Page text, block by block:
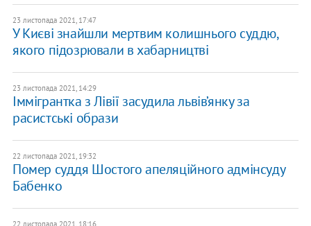
23 листопада 2021, 17:47
У Києві знайшли мертвим колишнього суддю,
якого підозрювали в хабарництві
23 листопада 2021, 14:29
Іммігрантка з Лівії засудила львів’янку за
расистські образи
22 листопада 2021, 19:32
Помер суддя Шостого апеляційного адмінсуду
Бабенко